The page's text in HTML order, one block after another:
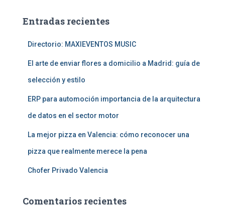
r
Entradas recientes
Directorio: MAXIEVENTOS MUSIC
El arte de enviar flores a domicilio a Madrid: guía de
selección y estilo
ERP para automoción importancia de la arquitectura
de datos en el sector motor
La mejor pizza en Valencia: cómo reconocer una
pizza que realmente merece la pena
Chofer Privado Valencia
Comentarios recientes